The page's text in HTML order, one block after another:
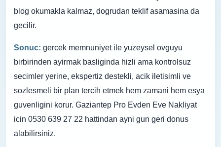
blog okumakla kalmaz, dogrudan teklif asamasina da
gecilir.
Sonuc: gercek memnuniyet ile yuzeysel ovguyu
birbirinden ayirmak basliginda hizli ama kontrolsuz
secimler yerine, ekspertiz destekli, acik iletisimli ve
sozlesmeli bir plan tercih etmek hem zamani hem esya
guvenligini korur. Gaziantep Pro Evden Eve Nakliyat
icin 0530 639 27 22 hattindan ayni gun geri donus
alabilirsiniz.